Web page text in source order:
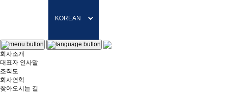
회사소개
대표자 인사말
조직도
회사연혁
찾아오시는 길